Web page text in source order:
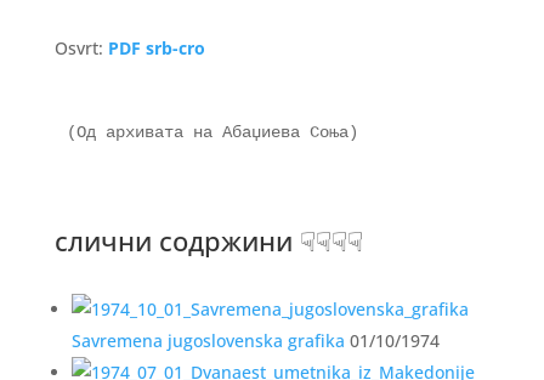
Osvrt: PDF srb-cro
(Од архивата на Абаџиева Соња)
слични содржини ☟☟☟☟
Savremena jugoslovenska grafika 01/10/1974